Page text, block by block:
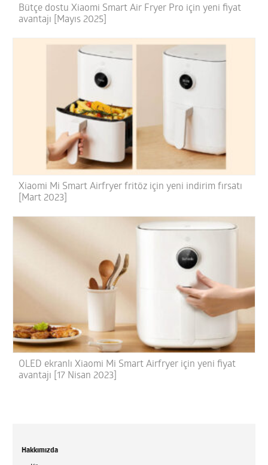
Bütçe dostu Xiaomi Smart Air Fryer Pro için yeni fiyat
avantajı [Mayıs 2025]
Xiaomi Mi Smart Airfryer fritöz için yeni indirim fırsatı
[Mart 2023]
OLED ekranlı Xiaomi Mi Smart Airfryer için yeni fiyat
avantajı [17 Nisan 2023]
Hakkımızda